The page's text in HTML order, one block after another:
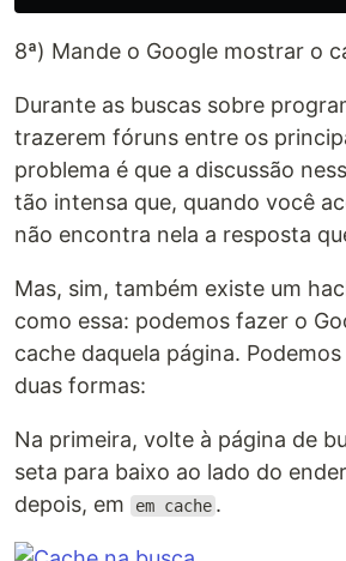
8ª) Mande o Google mostrar o
Durante as buscas sobre
trazerem fóruns entre os
problema é que a discussão
tão intensa que, quando você
não encontra nela a resposta
Mas, sim, também existe um
como essa: podemos fazer o
cache daquela página.
duas formas:
Na primeira, volte à página de
seta para baixo ao lado do
depois, em
em cache .